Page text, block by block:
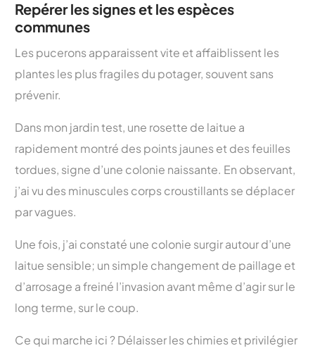
Repérer les signes et les espèces
communes
Les pucerons apparaissent vite et affaiblissent les
plantes les plus fragiles du potager, souvent sans
prévenir.
Dans mon jardin test, une rosette de laitue a
rapidement montré des points jaunes et des feuilles
tordues, signe d’une colonie naissante. En observant,
j’ai vu des minuscules corps croustillants se déplacer
par vagues.
Une fois, j’ai constaté une colonie surgir autour d’une
laitue sensible; un simple changement de paillage et
d’arrosage a freiné l’invasion avant même d’agir sur le
long terme, sur le coup.
Ce qui marche ici ? Délaisser les chimies et privilégier